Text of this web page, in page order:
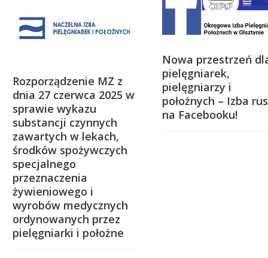
Nowa przestrzeń
pielęgniarek,
pielęgniarzy i
położnych – Izba
na Facebooku!
Rozporządzenie MZ z
dnia 27 czerwca 2025 w
sprawie wykazu
substancji czynnych
zawartych w lekach,
środków spożywczych
specjalnego
przeznaczenia
żywieniowego i
wyrobów medycznych
ordynowanych przez
pielęgniarki i położne